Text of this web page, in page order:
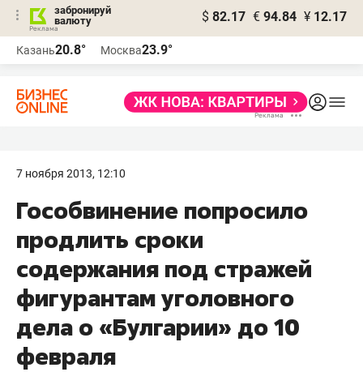
забронируй
валюту
$ 82.17 € 94.84 ¥ 12.17
Казань20.8° Москва23.9°
7 ноября 2013, 12:10
Гособвинение попросило
продлить сроки
содержания под стражей
фигурантам уголовного
дела о «Булгарии» до 10
февраля